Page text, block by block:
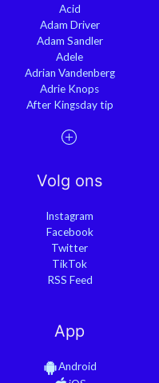
Acid
Adam Driver
Adam Sandler
Adele
Adrian Vandenberg
Adrie Knops
After Kingsday tip
Volg ons
Instagram
Facebook
Twitter
TikTok
RSS Feed
App
Android